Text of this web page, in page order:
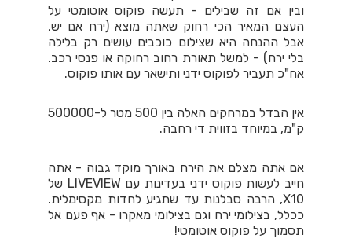
ובין אם זה שבילים - תעשה פוקוס אוטומטי על
העצם המאיר הכי רחוק שאתה מוצא (ירח אם יש,
אבל ההנחה היא שצילום כוכבים עושים רק בלילה
בלי ירח) - למשל תאורת רחוב רחוקה או פנסי רכב.
אח"כ תעביר לפוקוס ידני ותישאר עם אותו פוקוס.
אין הבדל במרחקים האלה בין 500 מטר ל-500000
ק"מ, במיוחד בזווית די רחבה.
אם אתה מצלם את הירח באורך מוקד גבוה - אתה
חייב לעשות פוקוס ידני בעדינות עם LIVEVIEW של
X10, הרבה סבלנות עד שתגיע לחדות מקסימלית.
ככלל, בצילומי ירח וגם בצילומי מאקרו - אף פעם אל
תסמוך על פוקוס אוטומטי!